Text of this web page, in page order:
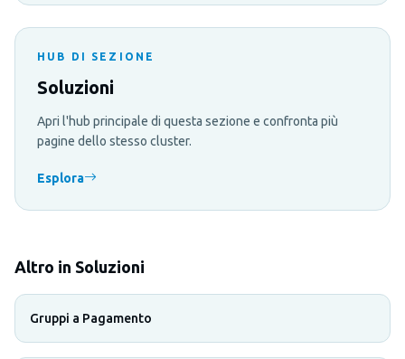
HUB DI SEZIONE
Soluzioni
Apri l'hub principale di questa sezione e confronta più
pagine dello stesso cluster.
Esplora
Altro in Soluzioni
Gruppi a Pagamento